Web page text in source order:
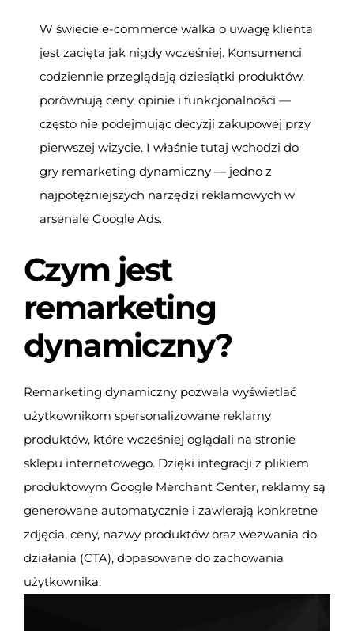
W świecie e-commerce walka o uwagę klienta
jest zacięta jak nigdy wcześniej. Konsumenci
codziennie przeglądają dziesiątki produktów,
porównują ceny, opinie i funkcjonalności —
często nie podejmując decyzji zakupowej przy
pierwszej wizycie. I właśnie tutaj wchodzi do
gry remarketing dynamiczny — jedno z
najpotężniejszych narzędzi reklamowych w
arsenale Google Ads.
Czym jest
remarketing
dynamiczny?
Remarketing dynamiczny pozwala wyświetlać
użytkownikom spersonalizowane reklamy
produktów, które wcześniej oglądali na stronie
sklepu internetowego. Dzięki integracji z plikiem
produktowym Google Merchant Center, reklamy są
generowane automatycznie i zawierają konkretne
zdjęcia, ceny, nazwy produktów oraz wezwania do
działania (CTA), dopasowane do zachowania
użytkownika.